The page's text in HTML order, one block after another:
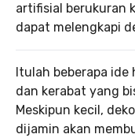
artifisial berukuran
dapat melengkapi
Itulah beberapa
dan kerabat yang
Meskipun kecil,
dijamin akan